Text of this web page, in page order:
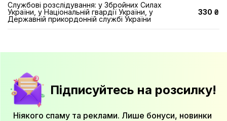
Службові розслідування: у Збройних Силах
України, у Національній гвардії України, у
Державній прикордонній службі України
330 ₴
Підписуйтесь на розсилку!
Ніякого спаму та реклами. Лише бонуси, новинки